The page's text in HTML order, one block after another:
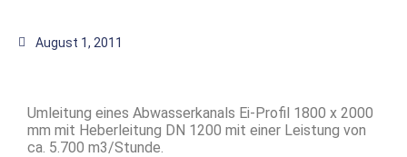
August 1, 2011
Umleitung eines Abwasserkanals Ei-Profil 1800 x 2000
mm mit Heberleitung DN 1200 mit einer Leistung von
ca. 5.700 m3/Stunde.